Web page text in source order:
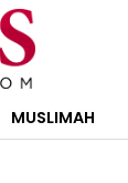
MUSLIMAH